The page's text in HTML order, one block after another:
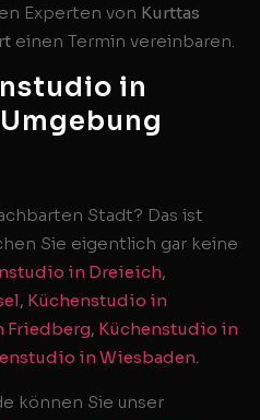
Experten von Kurttas
einen Termin vereinbaren.
in
Stadt? Das ist
Sie eigentlich gar keine
in Dreieich,
, Küchenstudio in
Friedberg, Küchenstudio in
in Wiesbaden.
können Sie unser